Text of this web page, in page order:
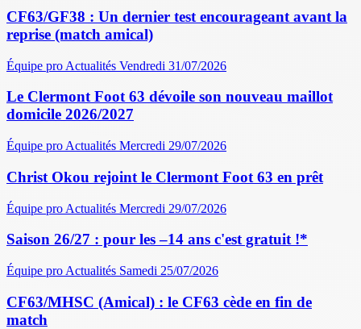
CF63/GF38 : Un dernier test encourageant avant la
reprise (match amical)
Équipe pro Actualités Vendredi 31/07/2026
Le Clermont Foot 63 dévoile son nouveau maillot
domicile 2026/2027
Équipe pro Actualités Mercredi 29/07/2026
Christ Okou rejoint le Clermont Foot 63 en prêt
Équipe pro Actualités Mercredi 29/07/2026
Saison 26/27 : pour les –14 ans c'est gratuit !*
Équipe pro Actualités Samedi 25/07/2026
CF63/MHSC (Amical) : le CF63 cède en fin de
match